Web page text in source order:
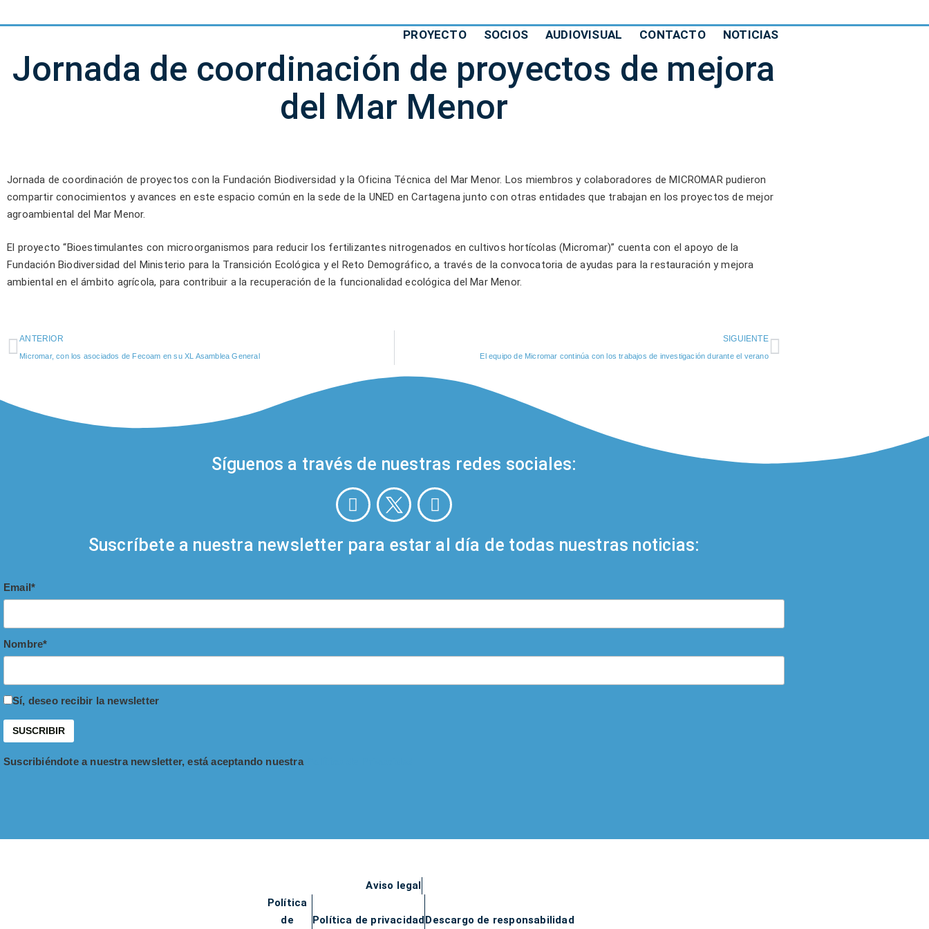
PROYECTO SOCIOS AUDIOVISUAL CONTACTO NOTICIAS
Jornada de coordinación de proyectos de mejora
del Mar Menor
Jornada de coordinación de proyectos con la Fundación Biodiversidad y la Oficina Técnica del Mar Menor. Los miembros y colaboradores de MICROMAR pudieron
compartir conocimientos y avances en este espacio común en la sede de la UNED en Cartagena junto con otras entidades que trabajan en los proyectos de mejor
agroambiental del Mar Menor.
El proyecto “Bioestimulantes con microorganismos para reducir los fertilizantes nitrogenados en cultivos hortícolas (Micromar)” cuenta con el apoyo de la
Fundación Biodiversidad del Ministerio para la Transición Ecológica y el Reto Demográfico, a través de la convocatoria de ayudas para la restauración y mejora
ambiental en el ámbito agrícola, para contribuir a la recuperación de la funcionalidad ecológica del Mar Menor.
ANTERIOR
Micromar, con los asociados de Fecoam en su XL Asamblea General
SIGUIENTE
El equipo de Micromar continúa con los trabajos de investigación durante el verano
Síguenos a través de nuestras redes sociales:
Suscríbete a nuestra newsletter para estar al día de todas nuestras noticias:
Email*
Nombre*
Sí, deseo recibir la newsletter
Suscribiéndote a nuestra newsletter, está aceptando nuestra
Aviso legal
Política
de
Política de privacidadDescargo de responsabilidad